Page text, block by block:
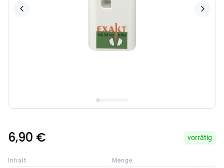
6,90 € vorrätig
Inhalt Menge